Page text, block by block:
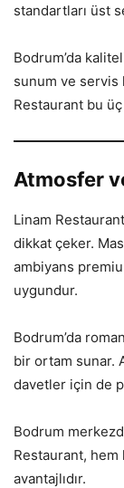
standartları üst
Bodrum’da
sunum ve servis
Restaurant bu
Atmosfer
Linam
dikkat çeker.
ambiyans
uygundur.
Bodrum’da
bir ortam sunar.
davetler için de
Bodrum
Restaurant, hem
avantajlıdır.